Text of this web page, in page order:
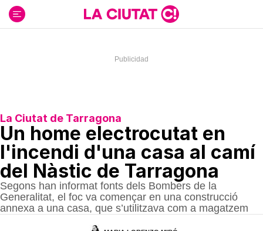
contenido
La Ciutat de Tarragona
Un home electrocutat en
l'incendi d'una casa al camí
del Nàstic de Tarragona
Segons han informat fonts dels Bombers de la
Generalitat, el foc va començar en una construcció
annexa a una casa, que s’utilitzava com a magatzem